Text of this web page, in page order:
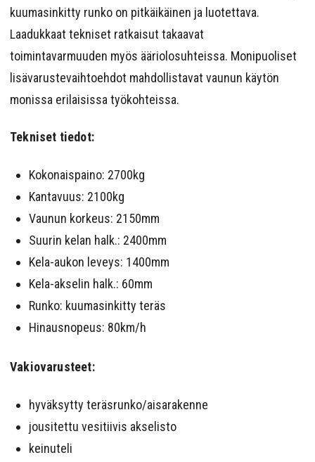
kuumasinkitty runko on pitkäikäinen ja luotettava.
Laadukkaat tekniset ratkaisut takaavat
toimintavarmuuden myös ääriolosuhteissa. Monipuoliset
lisävarustevaihtoehdot mahdollistavat vaunun käytön
monissa erilaisissa työkohteissa.
Tekniset tiedot:
Kokonaispaino: 2700kg
Kantavuus: 2100kg
Vaunun korkeus: 2150mm
Suurin kelan halk.: 2400mm
Kela-aukon leveys: 1400mm
Kela-akselin halk.: 60mm
Runko: kuumasinkitty teräs
Hinausnopeus: 80km/h
Vakiovarusteet:
hyväksytty teräsrunko/aisarakenne
jousitettu vesitiivis akselisto
keinuteli